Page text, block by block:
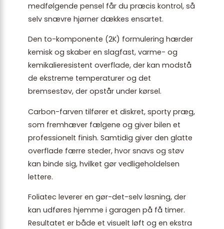
medfølgende pensel får du præcis kontrol, så
selv snævre hjørner dækkes ensartet.
Den to-komponente (2K) formulering hærder
kemisk og skaber en slagfast, varme- og
kemikalieresistent overflade, der kan modstå
de ekstreme temperaturer og det
bremsestøv, der opstår under kørsel.
Carbon-farven tilfører et diskret, sporty præg,
som fremhæver fælgene og giver bilen et
professionelt finish. Samtidig giver den glatte
overflade færre steder, hvor snavs og støv
kan binde sig, hvilket gør vedligeholdelsen
lettere.
Foliatec leverer en gør-det-selv løsning, der
kan udføres hjemme i garagen på få timer.
Resultatet er både et visuelt løft og en ekstra